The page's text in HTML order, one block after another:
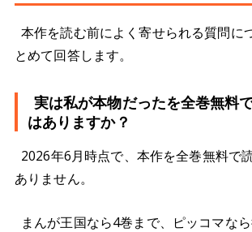
本作を読む前によく寄せられる質問に
とめて回答します。
実は私が本物だったを全巻無料
はありますか？
2026年6月時点で、本作を全巻無料で
ありません。
まんが王国なら4巻まで、ピッコマな